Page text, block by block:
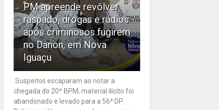
PM apreende revólver
raspado, drogas e rádios
após criminosos fugirem
no Danon, em Nova
Iguaçu
Suspeitos escaparam ao notar a
chegada do 20º BPM; material ilícito foi
abandonado e levado para a 56ª DP